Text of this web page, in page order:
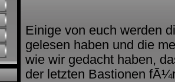
Einige von euch werden
gelesen haben und die
wie wir gedacht haben,
der letzten Bastionen